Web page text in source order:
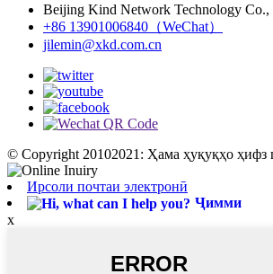
Beijing Kind Network Technology Co.,
+86 13901006840（WeChat）
jilemin@xkd.com.cn
© Copyright 20102021: Ҳама ҳуқуқҳо ҳифз
Ирсоли почтаи электронӣ
Ҷимми
x